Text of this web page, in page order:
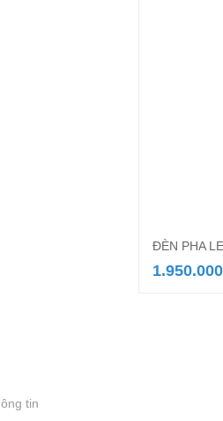
ĐÈN PHA
1.950.000
tin